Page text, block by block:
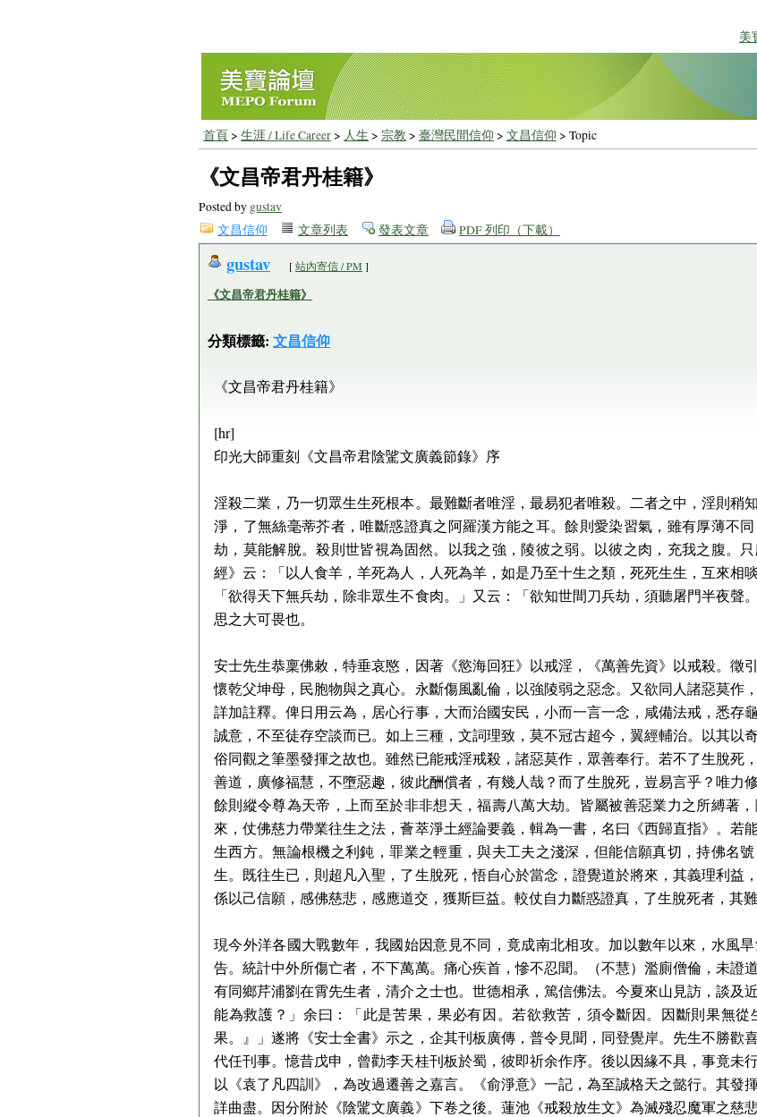
美
首頁> 生涯 / Life Career> 人生 > 宗教 > 臺灣民間信仰 > 文昌信仰 > Topic
《文昌帝君丹桂籍》
Posted by gustav
文昌信仰
文章列表 發表文章 PDF 列印（下載）
gustav [站內寄信 / PM ]
《文昌帝君丹桂籍》
分類標籤: 文昌信仰
《文昌帝君丹桂籍》
[hr]
印光大師重刻《文昌帝君陰騭文廣義節錄》序
淫殺二業，乃一切眾生生死根本。最難斷者唯淫，最易犯者唯殺。二者之中，淫則稍
淨，了無絲毫蒂芥者，唯斷惑證真之阿羅漢方能之耳。餘則愛染習氣，雖有厚薄不
劫，莫能解脫。殺則世皆視為固然。以我之強，陵彼之弱。以彼之肉，充我之腹。
經》云：「以人食羊，羊死為人，人死為羊，如是乃至十生之類，死死生生，互來相
「欲得天下無兵劫，除非眾生不食肉。」又云：「欲知世間刀兵劫，須聽屠門半夜聲
思之大可畏也。
安士先生恭稟佛敕，特垂哀愍，因著《慾海回狂》以戒淫，《萬善先資》以戒殺。徵
懷乾父坤母，民胞物與之真心。永斷傷風亂倫，以強陵弱之惡念。又欲同人諸惡莫作
詳加註釋。俾日用云為，居心行事，大而治國安民，小而一言一念，咸備法戒，悉存
誠意，不至徒存空談而已。如上三種，文詞理致，莫不冠古超今，翼經輔治。以其以
俗同觀之筆墨發揮之故也。雖然已能戒淫戒殺，諸惡莫作，眾善奉行。若不了生脫死
善道，廣修福慧，不墮惡趣，彼此酬償者，有幾人哉？而了生脫死，豈易言乎？唯力
餘則縱令尊為天帝，上而至於非非想天，福壽八萬大劫。皆屬被善惡業力之所縛著
來，仗佛慈力帶業往生之法，薈萃淨土經論要義，輯為一書，名曰《西歸直指》。若
生西方。無論根機之利鈍，罪業之輕重，與夫工夫之淺深，但能信願真切，持佛名
生。既往生已，則超凡入聖，了生脫死，悟自心於當念，證覺道於將來，其義理利益
係以己信願，感佛慈悲，感應道交，獲斯巨益。較仗自力斷惑證真，了生脫死者，其難
現今外洋各國大戰數年，我國始因意見不同，竟成南北相攻。加以數年以來，水風
告。統計中外所傷亡者，不下萬萬。痛心疾首，慘不忍聞。（不慧）濫廁僧倫，未證
有同鄉芹浦劉在霄先生者，清介之士也。世德相承，篤信佛法。今夏來山見訪，談及
能為救護？」余曰：「此是苦果，果必有因。若欲救苦，須令斷因。因斷則果無
果。』」遂將《安士全書》示之，企其刊板廣傳，普令見聞，同登覺岸。先生不勝歡
代任刊事。憶昔戊申，曾勸李天桂刊板於蜀，彼即祈余作序。後以因緣不具，事竟未
以《袁了凡四訓》，為改過遷善之嘉言。《俞淨意》一記，為至誠格天之懿行。其發
詳曲盡。因分附於《陰騭文廣義》下卷之後。蓮池《戒殺放生文》為滅殘忍魔軍之慈